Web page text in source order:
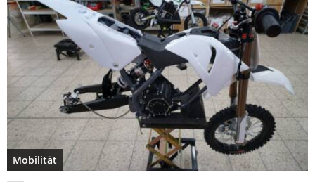
Mobilität